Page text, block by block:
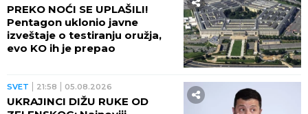
PREKO NOĆI SE UPLAŠILI!
Pentagon uklonio javne
izveštaje o testiranju oružja,
evo KO ih je prepao
SVET 21:58 05.08.2026
UKRAJINCI DIŽU RUKE OD